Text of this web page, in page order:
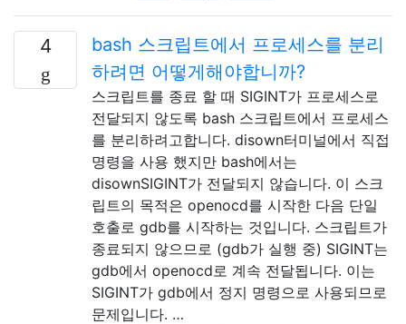
4
bash 스크립트에서 프로세스를 분리
하려면 어떻게해야합니까?
스크립트를 종료 할 때 SIGINT가 프로세스로
전달되지 않도록 bash 스크립트에서 프로세스
를 분리하려고합니다. disown터미널에서 직접
명령을 사용 했지만 bash에서는
disownSIGINT가 전달되지 않습니다. 이 스크
립트의 목적은 openocd를 시작한 다음 단일
호출로 gdb를 시작하는 것입니다. 스크립트가
종료되지 않으므로 (gdb가 실행 중) SIGINT는
gdb에서 openocd로 계속 전달됩니다. 이는
SIGINT가 gdb에서 정지 명령으로 사용되므로
문제입니다. …